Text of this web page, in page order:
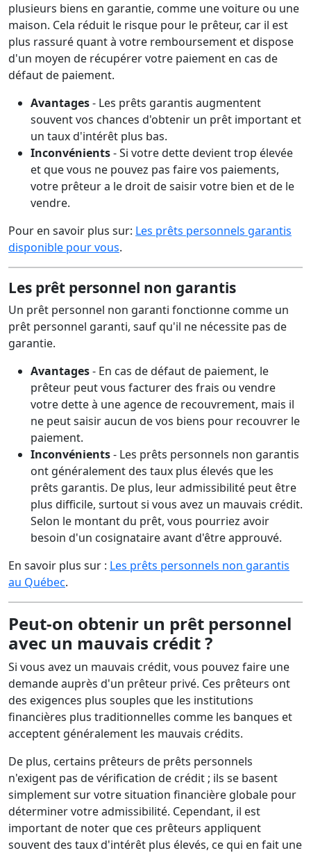
plusieurs biens en garantie, comme une voiture ou une
maison. Cela réduit le risque pour le prêteur, car il est
plus rassuré quant à votre remboursement et dispose
d'un moyen de récupérer votre paiement en cas de
défaut de paiement.
Avantages- Les prêts garantis augmentent
souvent vos chances d'obtenir un prêt important et
un taux d'intérêt plus bas.
Inconvénients- Si votre dette devient trop élevée
et que vous ne pouvez pas faire vos paiements,
votre prêteur a le droit de saisir votre bien et de le
vendre.
Pour en savoir plus sur: Les prêts personnels garantis
disponible pour vous.
Les prêt personnel non garantis
Un prêt personnel non garanti fonctionne comme un
prêt personnel garanti, sauf qu'il ne nécessite pas de
garantie.
Avantages- En cas de défaut de paiement, le
prêteur peut vous facturer des frais ou vendre
votre dette à une agence de recouvrement, mais il
ne peut saisir aucun de vos biens pour recouvrer le
paiement.
Inconvénients- Les prêts personnels non garantis
ont généralement des taux plus élevés que les
prêts garantis. De plus, leur admissibilité peut être
plus difficile, surtout si vous avez un mauvais crédit.
Selon le montant du prêt, vous pourriez avoir
besoin d'un cosignataire avant d'être approuvé.
En savoir plus sur : Les prêts personnels non garantis
au Québec.
Peut-on obtenir un prêt personnel
avec un mauvais crédit ?
Si vous avez un mauvais crédit, vous pouvez faire une
demande auprès d'un prêteur privé. Ces prêteurs ont
des exigences plus souples que les institutions
financières plus traditionnelles comme les banques et
acceptent généralement les mauvais crédits.
De plus, certains prêteurs de prêts personnels
n'exigent pas de vérification de crédit ; ils se basent
simplement sur votre situation financière globale pour
déterminer votre admissibilité. Cependant, il est
important de noter que ces prêteurs appliquent
souvent des taux d'intérêt plus élevés, ce qui en fait une